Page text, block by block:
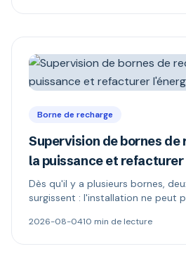
Borne de recharge
Supervision de bornes
la puissance et refacturer
Dès qu'il y a plusieurs bornes,
surgissent : l'installation ne peut
paie. Délestage dynamique,
2026-08-0410 min de lecture